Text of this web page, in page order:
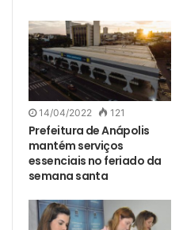
14/04/2022 121
Prefeitura de Anápolis
mantém serviços
essenciais no feriado da
semana santa